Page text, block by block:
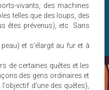
vivants, des machines
telles que des loups, des
êtes prévenus), etc. Sans
et s'élargit au fur et à
de certaines quêtes et les
des gens ordinaires et
d'une des quêtes),